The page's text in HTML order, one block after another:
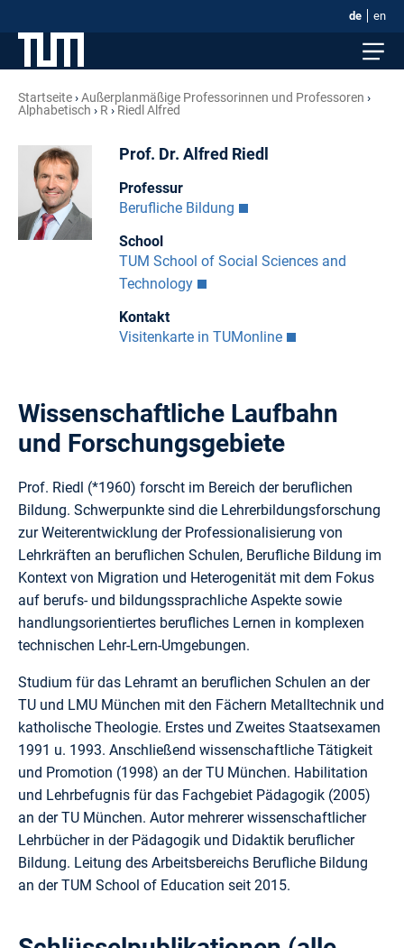
de en
Startseite
Außerplanmäßige Professorinnen und Professoren
Alphabetisch
R Riedl Alfred
Prof. Dr. Alfred Riedl
Professur
Berufliche Bildung
School
TUM School of Social Sciences and
Technology
Kontakt
Visitenkarte in TUMonline
Wissenschaftliche Laufbahn
und Forschungsgebiete
Prof. Riedl (*1960) forscht im Bereich der beruflichen
Bildung. Schwerpunkte sind die Lehrerbildungsforschung
zur Weiterentwicklung der Professionalisierung von
Lehrkräften an beruflichen Schulen, Berufliche Bildung im
Kontext von Migration und Heterogenität mit dem Fokus
auf berufs- und bildungssprachliche Aspekte sowie
handlungsorientiertes berufliches Lernen in komplexen
technischen Lehr-Lern-Umgebungen.
Studium für das Lehramt an beruflichen Schulen an der
TU und LMU München mit den Fächern Metalltechnik und
katholische Theologie. Erstes und Zweites Staatsexamen
1991 u. 1993. Anschließend wissenschaftliche Tätigkeit
und Promotion (1998) an der TU München. Habilitation
und Lehrbefugnis für das Fachgebiet Pädagogik (2005)
an der TU München. Autor mehrerer wissenschaftlicher
Lehrbücher in der Pädagogik und Didaktik beruflicher
Bildung. Leitung des Arbeitsbereichs Berufliche Bildung
an der TUM School of Education seit 2015.